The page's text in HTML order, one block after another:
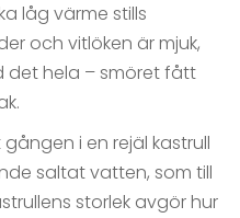
låg värme stills
och vitlöken är mjuk,
det hela – smöret fått
i en rejäl kastrull
saltat vatten, som till
storlek avgör hur